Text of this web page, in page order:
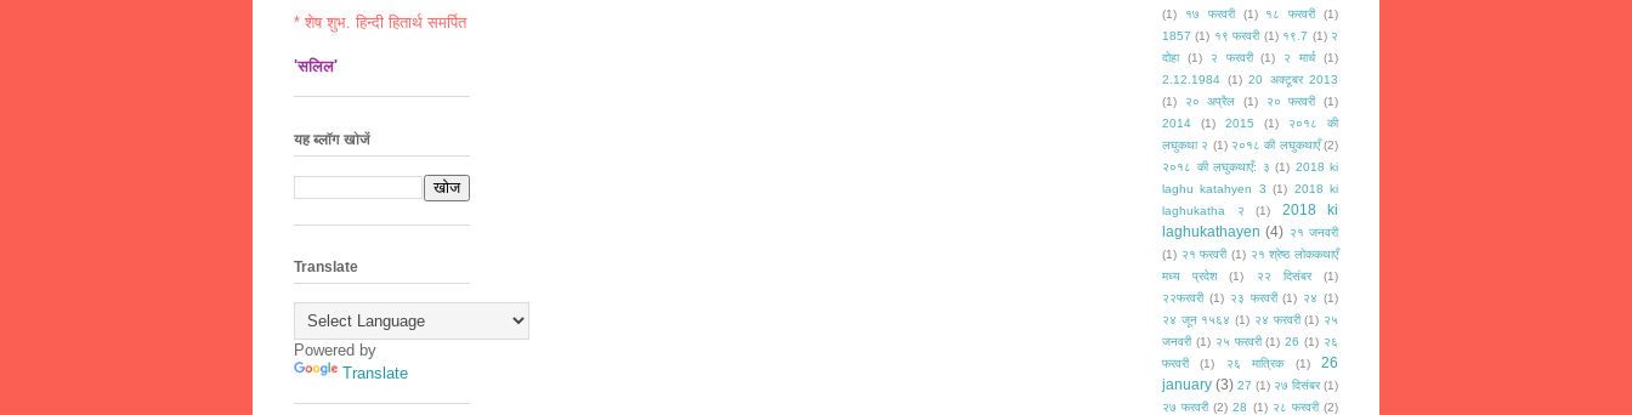
* शेष शुभ. हिन्दी हितार्थ समर्पित
'सलिल'
यह ब्लॉग खोजें
Translate
Powered by
Translate
(1)
१७ फरवरी (1) १८ फरवरी
(1)
1857 (1) १९ फरवरी (1) १९.7 (1) २
दोहा
(1) २ फरवरी (1) २ मार्च
(1)
2.12.1984 (1) 20 अक्टूबर 2013
(1)
२० अप्रैल (1) २० फरवरी
(1)
2014
(1) 2015 (1)
२०१८ की
लघुकथा २ (1) २०१८ की लघुकथाएँ (2)
२०१८ की लघुकथाएँ: ३ (1) 2018 ki
laghu katahyen 3 (1) 2018 ki
laghukatha २
(1)
2018 ki
laghukathayen (4) २१ जनवरी
(1) २१ फरवरी (1) २१ श्रेष्ठ लोककथाएँ
मध्य प्रदेश
(1) २२ दिसंबर
(1)
२२फरवरी (1) २३ फरवरी (1) २४ (1)
२४ जून १५६४ (1) २४ फरवरी (1) २५
जनवरी (1) २५ फरवरी (1) 26 (1) २६
फरवरी
(1) २६ मात्रिक (1)
26
january (3) 27 (1) २७ दिसंबर (1)
२७ फरवरी (2) 28 (1) २८ फरवरी (2)